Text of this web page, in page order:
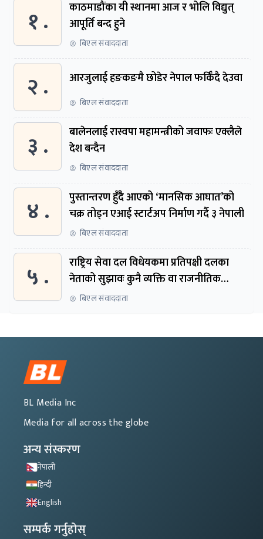
१ .
काठमाडौंका यी स्थानमा आज र भोलि विद्युत्
आपूर्ति बन्द हुने
बिएल संवाददाता
२ . आरजुलाई हङकङमै छोडेर नेपाल फर्किँदै देउवा
बिएल संवाददाता
३ .
बालेनलाई रास्वपा महामन्त्रीको जवाफः एक्लैले
देश बन्दैन
बिएल संवाददाता
४ .
पुस्तान्तरण हुँदै आएको ‘मानसिक आघात’को
चक्र तोड्न एआई स्टार्टअप निर्माण गर्दै ३ नेपाली
बिएल संवाददाता
५ .
राष्ट्रिय सेवा दल विधेयकमा प्रतिपक्षी दलका
नेताको सुझावः कुनै व्यक्ति वा राजनीतिक
नेतृत्वबाट निर्देशित हुने संस्था नबनोस्
बिएल संवाददाता
BL Media Inc
Media for all across the globe
अन्य संस्करण
नेपाली
हिन्दी
English
सम्पर्क गर्नुहोस्